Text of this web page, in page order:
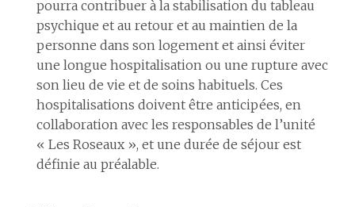
pourra contribuer à la stabilisation du tableau
psychique et au retour et au maintien de la
personne dans son logement et ainsi éviter
une longue hospitalisation ou une rupture avec
son lieu de vie et de soins habituels. Ces
hospitalisations doivent être anticipées, en
collaboration avec les responsables de l’unité
« Les Roseaux », et une durée de séjour est
définie au préalable.